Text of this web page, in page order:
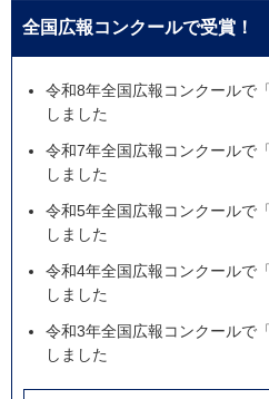
全国広報コンクールで受賞！
令和8年全国広報コンクールで
しました
令和7年全国広報コンクールで
しました
令和5年全国広報コンクールで
しました
令和4年全国広報コンクールで
しました
令和3年全国広報コンクールで
しました